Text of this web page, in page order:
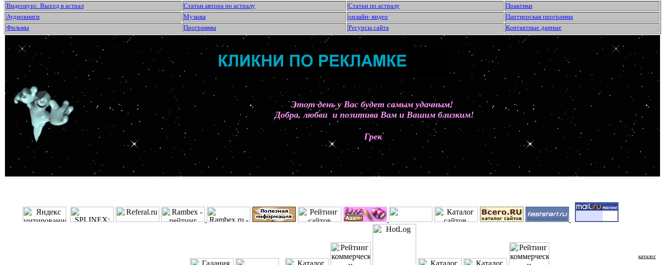
Видеокурс. Выход в астрал
Статьи автора по астралу Статьи по астралу
Практики
Аудиокниги
Музыка онлайн- видео
Партнерская программа
Фильмы
Программы Ресурсы сайта Контактные данные
Этот день у Вас будет самым удачным!
Добра, любви и позитива Вам и Вашим близким!
Грек
каталог